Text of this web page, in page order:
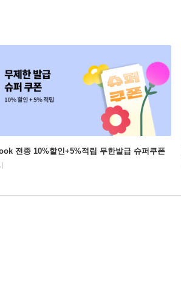
전종 10%할인+5%적립 무한발급 슈퍼쿠폰